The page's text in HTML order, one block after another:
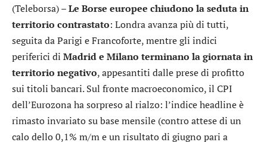
(Teleborsa) –Le Borse europee chiudono la seduta in
territorio contrastato: Londra avanza più di tutti,
seguita da Parigi e Francoforte, mentre gli indici
periferici di Madrid e Milano terminano la giornata in
territorio negativo, appesantiti dalle prese di profitto
sui titoli bancari. Sul fronte macroeconomico, il CPI
dell’Eurozona ha sorpreso al rialzo: l’indice headline è
rimasto invariato su base mensile (contro attese di un
calo dello 0,1% m/m e un risultato di giugno pari a